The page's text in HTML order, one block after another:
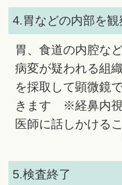
4.胃などの内部を観
胃、食道の内腔な
病変が疑われる組
を採取して顕微鏡
きます ※経鼻内視
医師に話しかける
5.検査終了